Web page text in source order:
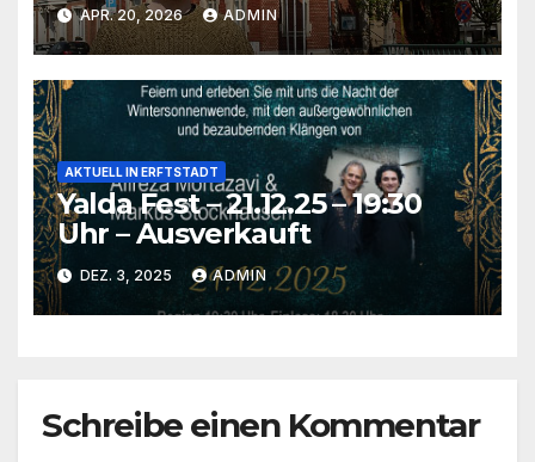
APR. 20, 2026 ADMIN
AKTUELL IN ERFTSTADT
Yalda Fest – 21.12.25 – 19:30
Uhr – Ausverkauft
DEZ. 3, 2025 ADMIN
Schreibe einen Kommentar